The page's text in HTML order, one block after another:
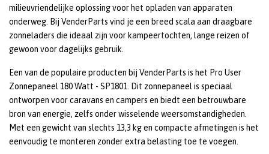
milieuvriendelijke oplossing voor het opladen van apparaten
onderweg. Bij VenderParts vind je een breed scala aan draagbare
zonneladers die ideaal zijn voor kampeertochten, lange reizen of
gewoon voor dagelijks gebruik.
Een van de populaire producten bij VenderParts is het Pro User
Zonnepaneel 180 Watt - SP1801. Dit zonnepaneel is speciaal
ontworpen voor caravans en campers en biedt een betrouwbare
bron van energie, zelfs onder wisselende weersomstandigheden.
Met een gewicht van slechts 13,3 kg en compacte afmetingen is het
eenvoudig te monteren zonder extra belasting toe te voegen.